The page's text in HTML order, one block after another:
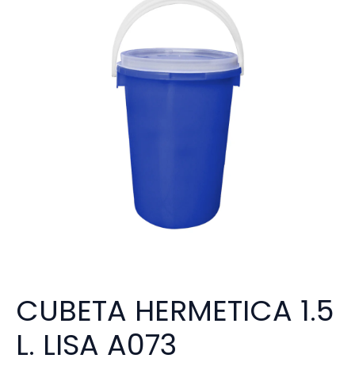
CUBETA HERMETICA 1.5
L. LISA A073